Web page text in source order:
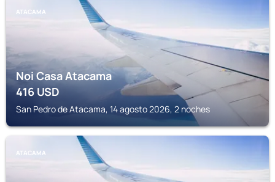
ATACAMA
Noi Casa Atacama
416USD
San Pedro de Atacama, 14 agosto 2026, 2 noches
ATACAMA